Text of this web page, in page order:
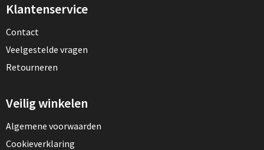
Klantenservice
Contact
Veelgestelde vragen
Retourneren
Veilig winkelen
Algemene voorwaarden
Cookieverklaring